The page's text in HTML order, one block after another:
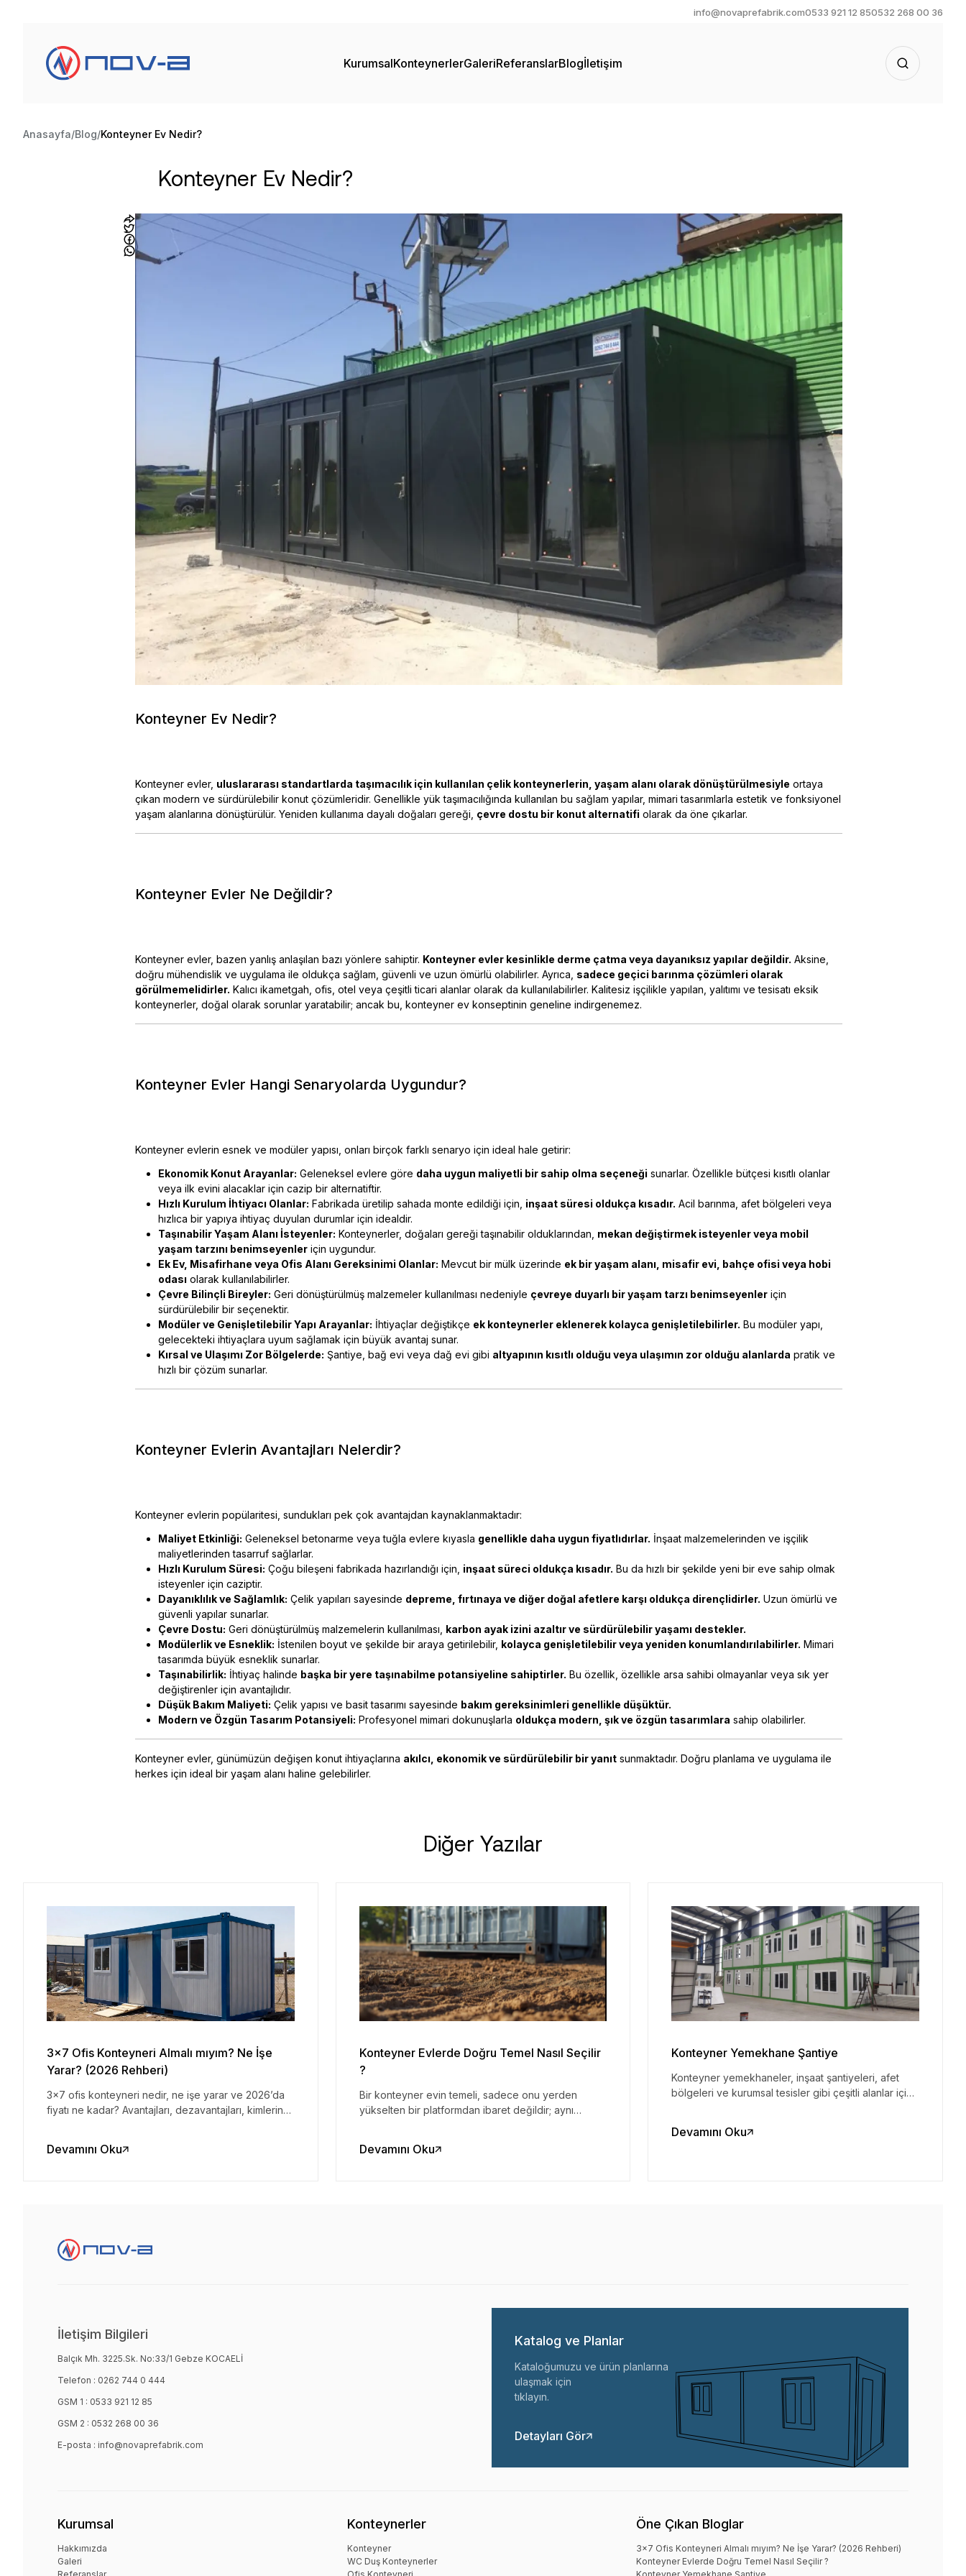
KurumsalKonteynerlerGaleriReferanslarBlogİletişim
info@novaprefabrik.com0533 921 12 850532 268 00 36
Anasayfa Blog Konteyner Ev Nedir?
Konteyner Ev Nedir?
Konteyner Ev Nedir?
Konteyner evler, uluslararası standartlarda taşımacılık için kullanılan çelik konteynerlerin, yaşam alanı olarak dönüştürülmesiyle ortaya
çıkan modern ve sürdürülebilir konut çözümleridir. Genellikle yük taşımacılığında kullanılan bu sağlam yapılar, mimari tasarımlarla estetik ve fonksiyonel
yaşam alanlarına dönüştürülür. Yeniden kullanıma dayalı doğaları gereği, çevre dostu bir konut alternatifi olarak da öne çıkarlar.
Konteyner Evler Ne Değildir?
Konteyner evler, bazen yanlış anlaşılan bazı yönlere sahiptir. Konteyner evler kesinlikle derme çatma veya dayanıksız yapılar değildir. Aksine,
doğru mühendislik ve uygulama ile oldukça sağlam, güvenli ve uzun ömürlü olabilirler. Ayrıca, sadece geçici barınma çözümleri olarak
görülmemelidirler. Kalıcı ikametgah, ofis, otel veya çeşitli ticari alanlar olarak da kullanılabilirler. Kalitesiz işçilikle yapılan, yalıtımı ve tesisatı eksik
konteynerler, doğal olarak sorunlar yaratabilir; ancak bu, konteyner ev konseptinin geneline indirgenemez.
Konteyner Evler Hangi Senaryolarda Uygundur?
Konteyner evlerin esnek ve modüler yapısı, onları birçok farklı senaryo için ideal hale getirir:
Ekonomik Konut Arayanlar: Geleneksel evlere göre daha uygun maliyetli bir sahip olma seçeneği sunarlar. Özellikle bütçesi kısıtlı olanlar
veya ilk evini alacaklar için cazip bir alternatiftir.
Hızlı Kurulum İhtiyacı Olanlar: Fabrikada üretilip sahada monte edildiği için, inşaat süresi oldukça kısadır. Acil barınma, afet bölgeleri veya
hızlıca bir yapıya ihtiyaç duyulan durumlar için idealdir.
Taşınabilir Yaşam Alanı İsteyenler: Konteynerler, doğaları gereği taşınabilir olduklarından, mekan değiştirmek isteyenler veya mobil
yaşam tarzını benimseyenler için uygundur.
Ek Ev, Misafirhane veya Ofis Alanı Gereksinimi Olanlar: Mevcut bir mülk üzerinde ek bir yaşam alanı, misafir evi, bahçe ofisi veya hobi
odası olarak kullanılabilirler.
Çevre Bilinçli Bireyler: Geri dönüştürülmüş malzemeler kullanılması nedeniyle çevreye duyarlı bir yaşam tarzı benimseyenler için
sürdürülebilir bir seçenektir.
Modüler ve Genişletilebilir Yapı Arayanlar: İhtiyaçlar değiştikçe ek konteynerler eklenerek kolayca genişletilebilirler. Bu modüler yapı,
gelecekteki ihtiyaçlara uyum sağlamak için büyük avantaj sunar.
Kırsal ve Ulaşımı Zor Bölgelerde: Şantiye, bağ evi veya dağ evi gibi altyapının kısıtlı olduğu veya ulaşımın zor olduğu alanlarda pratik ve
hızlı bir çözüm sunarlar.
Konteyner Evlerin Avantajları Nelerdir?
Konteyner evlerin popülaritesi, sundukları pek çok avantajdan kaynaklanmaktadır:
Maliyet Etkinliği: Geleneksel betonarme veya tuğla evlere kıyasla genellikle daha uygun fiyatlıdırlar. İnşaat malzemelerinden ve işçilik
maliyetlerinden tasarruf sağlarlar.
Hızlı Kurulum Süresi: Çoğu bileşeni fabrikada hazırlandığı için, inşaat süreci oldukça kısadır. Bu da hızlı bir şekilde yeni bir eve sahip olmak
isteyenler için caziptir.
Dayanıklılık ve Sağlamlık: Çelik yapıları sayesinde depreme, fırtınaya ve diğer doğal afetlere karşı oldukça dirençlidirler. Uzun ömürlü ve
güvenli yapılar sunarlar.
Çevre Dostu: Geri dönüştürülmüş malzemelerin kullanılması, karbon ayak izini azaltır ve sürdürülebilir yaşamı destekler.
Modülerlik ve Esneklik: İstenilen boyut ve şekilde bir araya getirilebilir, kolayca genişletilebilir veya yeniden konumlandırılabilirler. Mimari
tasarımda büyük esneklik sunarlar.
Taşınabilirlik: İhtiyaç halinde başka bir yere taşınabilme potansiyeline sahiptirler. Bu özellik, özellikle arsa sahibi olmayanlar veya sık yer
değiştirenler için avantajlıdır.
Düşük Bakım Maliyeti: Çelik yapısı ve basit tasarımı sayesinde bakım gereksinimleri genellikle düşüktür.
Modern ve Özgün Tasarım Potansiyeli: Profesyonel mimari dokunuşlarla oldukça modern, şık ve özgün tasarımlara sahip olabilirler.
Konteyner evler, günümüzün değişen konut ihtiyaçlarına akılcı, ekonomik ve sürdürülebilir bir yanıt sunmaktadır. Doğru planlama ve uygulama ile
herkes için ideal bir yaşam alanı haline gelebilirler.
Diğer Yazılar
3x7 Ofis Konteyneri Almalı mıyım? Ne İşe
Yarar? (2026 Rehberi)
3x7 ofis konteyneri nedir, ne işe yarar ve 2026’da
fiyatı ne kadar? Avantajları, dezavantajları, kimlerin
Devamını Oku
Konteyner Evlerde Doğru Temel Nasıl Seçilir
?
Bir konteyner evin temeli, sadece onu yerden
yükselten bir platformdan ibaret değildir; aynı
Devamını Oku
Konteyner Yemekhane Şantiye
Konteyner yemekhaneler, inşaat şantiyeleri, afet
bölgeleri ve kurumsal tesisler gibi çeşitli alanlar için
özelleştirme imkanlarıyla öne çıkan bu modüler
Devamını Oku
İletişim Bilgileri
Balçık Mh. 3225.Sk. No:33/1 Gebze KOCAELİ
Telefon : 0262 744 0 444
GSM 1 : 0533 921 12 85
GSM 2 : 0532 268 00 36
E-posta : info@novaprefabrik.com
Katalog ve Planlar
Kataloğumuzu ve ürün planlarına
ulaşmak için
tıklayın.
Detayları Gör
Kurumsal
Hakkımızda
Galeri
Konteynerler
Konteyner
WC Duş Konteynerler
Öne Çıkan Bloglar
3x7 Ofis Konteyneri Almalı mıyım? Ne İşe Yarar? (2026 Rehberi)
Konteyner Evlerde Doğru Temel Nasıl Seçilir ?